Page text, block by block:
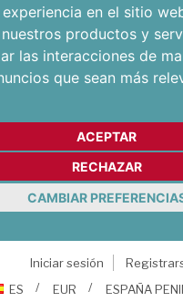
en el sitio
productos y
las interacciones de
que sean más
ACEPTAR
RECHAZAR
CAMBIAR
Iniciar sesión
ES
EUR ESPAÑA